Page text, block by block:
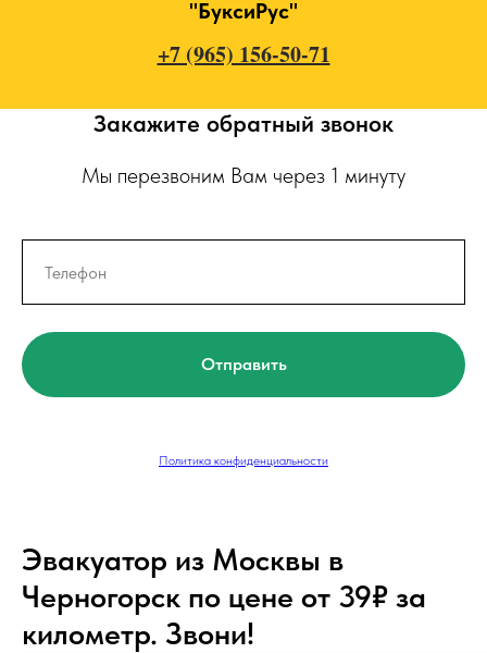
"БуксиРус"
+7 (965) 156-50-71
Закажите обратный звонок
Мы перезвоним Вам через 1 минуту
Отправить
Политика конфиденциальности
Эвакуатор из Москвы в
Черногорск по цене от 39₽ за
километр. Звони!